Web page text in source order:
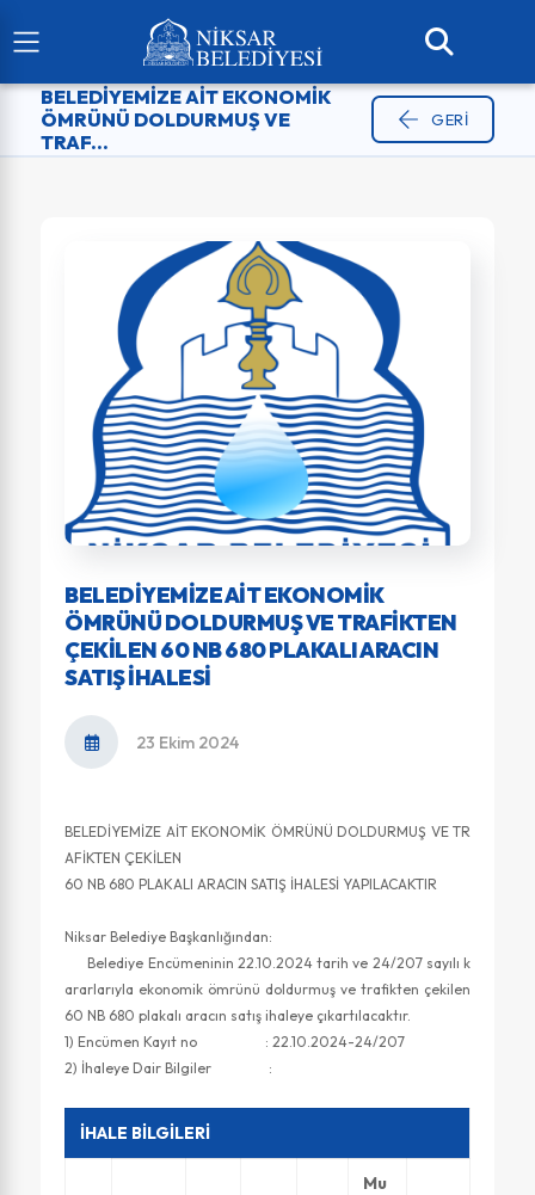
BELEDİYEMİZE AİT EKONOMİK
ÖMRÜNÜ DOLDURMUŞ VE
TRAF...
GERI
BELEDİYEMİZE AİT EKONOMİK
ÖMRÜNÜ DOLDURMUŞ VE TRAFİKTEN
ÇEKİLEN 60 NB 680 PLAKALI ARACIN
SATIŞ İHALESİ
23 Ekim 2024
BELEDİYEMİZE AİT EKONOMİK ÖMRÜNÜ DOLDURMUŞ VE TR
AFİKTEN ÇEKİLEN
60 NB 680 PLAKALI ARACIN SATIŞ İHALESİ YAPILACAKTIR
Niksar Belediye Başkanlığından:
Belediye Encümeninin 22.10.2024 tarih ve 24/207 sayılı k
ararlarıyla ekonomik ömrünü doldurmuş ve trafikten çekilen
60 NB 680 plakalı aracın satış ihaleye çıkartılacaktır.
1) Encümen Kayıt no : 22.10.2024-24/207
2) İhaleye Dair Bilgiler :
İHALE BİLGİLERİ
Mu